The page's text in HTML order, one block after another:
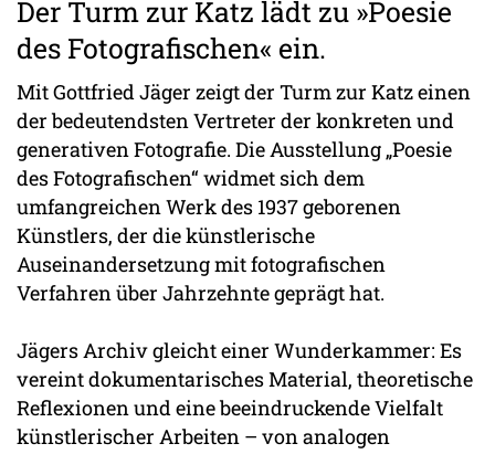
Der Turm zur Katz lädt zu »Poesie
des Fotografischen« ein.
Mit Gottfried Jäger zeigt der Turm zur Katz einen
der bedeutendsten Vertreter der konkreten und
generativen Fotografie. Die Ausstellung „Poesie
des Fotografischen“ widmet sich dem
umfangreichen Werk des 1937 geborenen
Künstlers, der die künstlerische
Auseinandersetzung mit fotografischen
Verfahren über Jahrzehnte geprägt hat.
Jägers Archiv gleicht einer Wunderkammer: Es
vereint dokumentarisches Material, theoretische
Reflexionen und eine beeindruckende Vielfalt
künstlerischer Arbeiten – von analogen